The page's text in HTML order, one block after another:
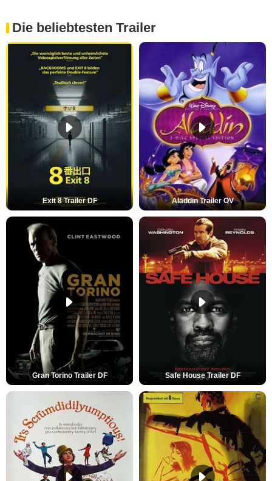
Die beliebtesten Trailer
Exit 8 Trailer DF Aladdin Trailer OV
Gran Torino Trailer DF Safe House Trailer DF